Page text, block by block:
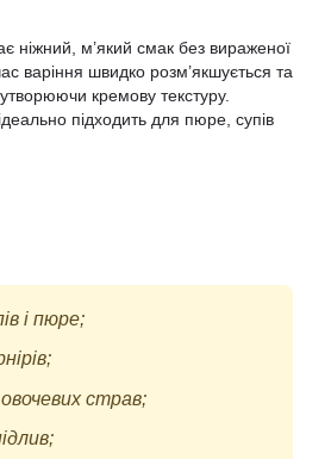
ніжний, м’який смак без вираженої
варіння швидко розм’якшується та
кремову текстуру.
підходить для пюре, супів
і пюре;
страв;